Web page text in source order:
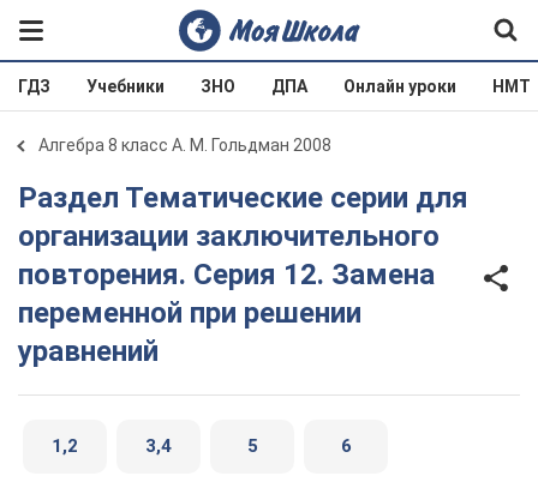
ГДЗ Учебники ЗНО ДПА Онлайн уроки НМТ
Алгебра 8 класс А. М. Гольдман 2008
Раздел Тематические серии для
организации заключительного
повторения. Серия 12. Замена
переменной при решении
уравнений
1,2 3,4 5 6